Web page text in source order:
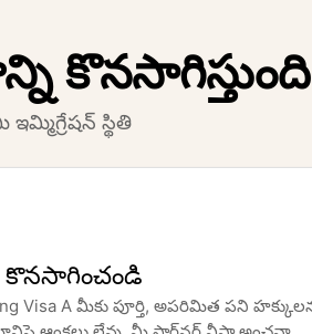
కొనసాగిస్తుంది
కొనసాగించండి